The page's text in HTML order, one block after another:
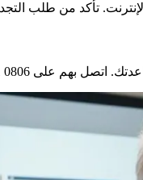
تأكد من طلب